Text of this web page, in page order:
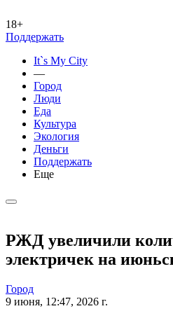
18+
Поддержать
It`s My City
—
Город
Люди
Еда
Культура
Экология
Деньги
Поддержать
Еще
РЖД увеличили
электричек на
Город
9 июня, 12:47, 2026 г.